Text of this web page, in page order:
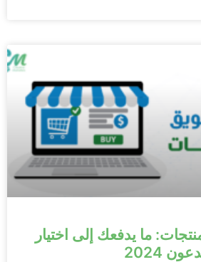
ما يدفعك إلى اختيار
2024